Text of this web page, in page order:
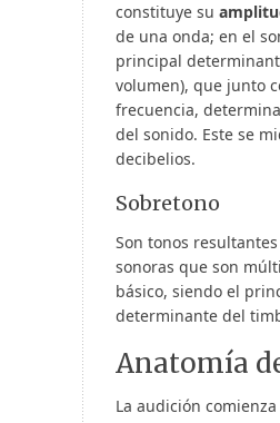
constituye su
de una onda; en el
principal
volumen), que junto
frecuencia,
del sonido. Este se
decibelios.
Sobretono
Son tonos
sonoras que son
básico, siendo el
determinante del
Anatomía
La audición